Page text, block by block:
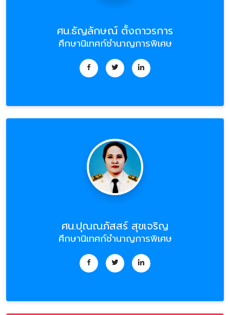
ศน.ธัญลักษณ์ ตั้งถาวรการ
ศึกษานิเทศก์ชำนาญการพิเศษ
ศน.ปุณณภัสสร์ สุขเจริญ
ศึกษานิเทศก์ชำนาญการพิเศษ